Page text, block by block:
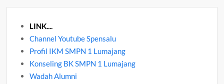
LINK....
Channel Youtube Spensalu
Profil IKM SMPN 1 Lumajang
Konseling BK SMPN 1 Lumajang
Wadah Alumni